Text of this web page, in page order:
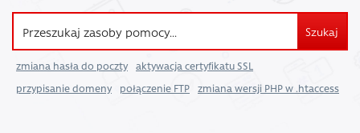
Szukaj
zmiana hasła do poczty
aktywacja certyfikatu SSL
przypisanie domeny
połączenie FTP zmiana wersji PHP w .htaccess